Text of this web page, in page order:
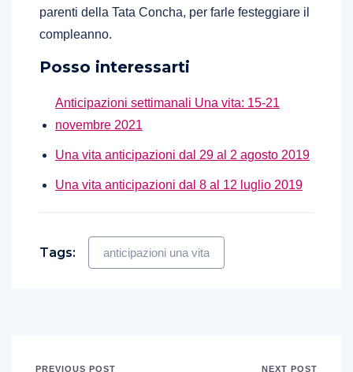
parenti della Tata Concha, per farle festeggiare il
compleanno.
Posso interessarti
Anticipazioni settimanali Una vita: 15-21
novembre 2021
Una vita anticipazioni dal 29 al 2 agosto 2019
Una vita anticipazioni dal 8 al 12 luglio 2019
Tags: anticipazioni una vita
PREVIOUS POST NEXT POST